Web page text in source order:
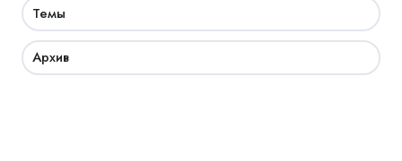
Темы
Архив